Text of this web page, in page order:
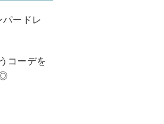
パードレ
コーデを
◎